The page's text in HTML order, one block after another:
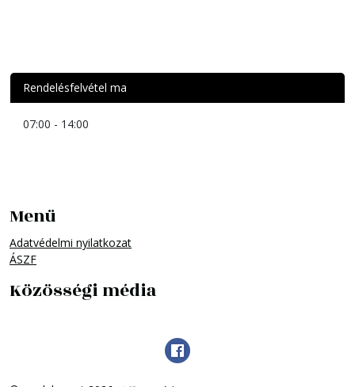
Rendelésfelvétel ma
07:00 - 14:00
Menü
Adatvédelmi nyilatkozat
ÁSZF
Közösségi média